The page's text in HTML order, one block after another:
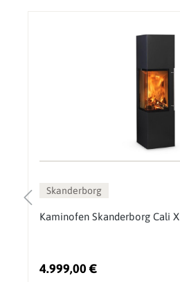
Skanderborg
Kaminofen Skanderborg Cali
4.999,00 €